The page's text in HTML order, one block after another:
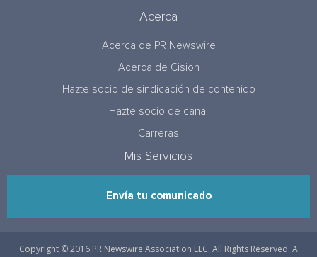
Acerca
Acerca de PR Newswire
Acerca de Cision
Hazte socio de sindicación de contenido
Hazte socio de canal
Carreras
Mis Servicios
Envía tu comunicado
Copyright © 2016 PR Newswire Association LLC. All Rights Reserved. A